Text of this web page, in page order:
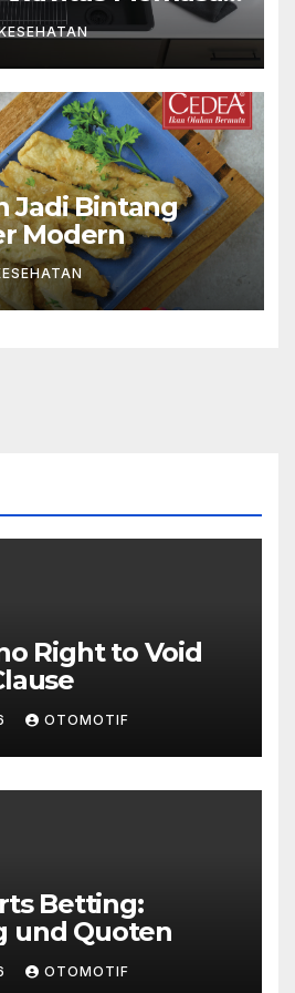
Jadi Bintang
Modern
Right to Void
OTOMOTIF
Betting:
und Quoten
OTOMOTIF